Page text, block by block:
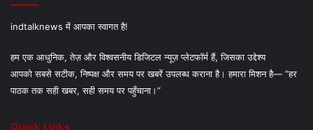
indtalknews में आपका स्वागत है!
हम एक आधुनिक, तेज़ और विश्वसनीय डिजिटल न्यूज़ प्लेटफॉर्म हैं, जिसका उद्देश्य
आपको सबसे सटीक, निष्पक्ष और समय पर खबरें उपलब्ध कराना है। हमारा मिशन है— “हर
पाठक तक सही खबर, सही समय पर पहुँचाना।”
Quick Links